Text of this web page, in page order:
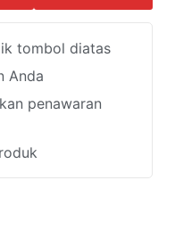
tombol diatas
Anda
penawaran